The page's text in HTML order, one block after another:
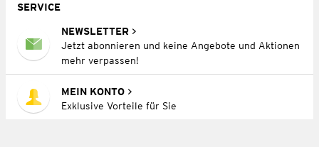
SERVICE
NEWSLETTER
Jetzt abonnieren und keine Angebote und Aktionen
mehr verpassen!
MEIN KONTO
Exklusive Vorteile für Sie